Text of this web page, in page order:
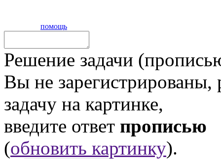
помощь
Решение задачи
Вы не
задачу на картинке,
введите ответ прописью
(обновить картинку).